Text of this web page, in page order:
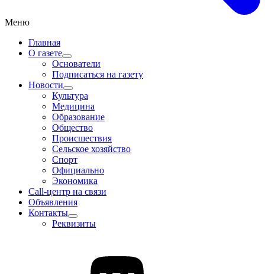
Меню
Главная
О газете
Основатели
Подписаться на газету
Новости
Культура
Медицина
Образование
Общество
Происшествия
Сельское хозяйство
Спорт
Официально
Экономика
Call-центр на связи
Объявления
Контакты
Реквизиты